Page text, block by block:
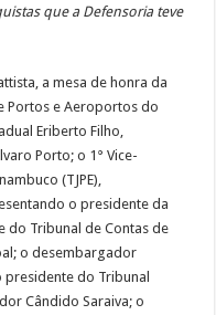
que a Defensoria teve
a mesa de honra da
Portos e Aeroportos do
Eriberto Filho,
Porto; o 1° Vice-
(TJPE),
o presidente da
do Tribunal de Contas de
o desembargador
presidente do Tribunal
Cândido Saraiva; o